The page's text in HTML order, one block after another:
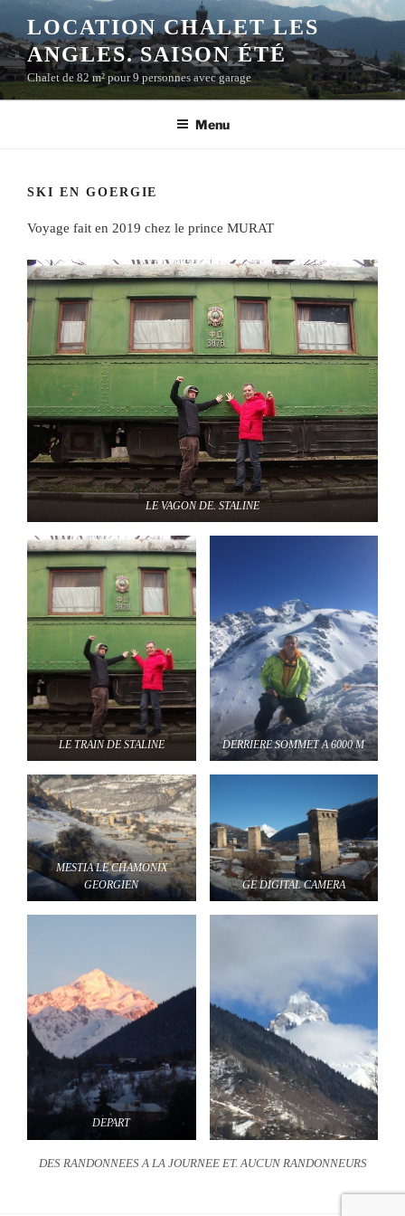
Aller
au
contenu
principal
LOCATION CHALET LES
ANGLES. SAISON ÉTÉ
Chalet de 82 m² pour 9 personnes avec garage
Menu
SKI EN GOERGIE
Voyage fait en 2019 chez le prince MURAT
LE VAGON DE. STALINE
LE TRAIN DE STALINE DERRIERE SOMMET A 6000 M
MESTIA LE CHAMONIX
GEORGIEN
GE DIGITAL CAMERA
DEPART
DES RANDONNEES A LA JOURNEE ET. AUCUN RANDONNEURS